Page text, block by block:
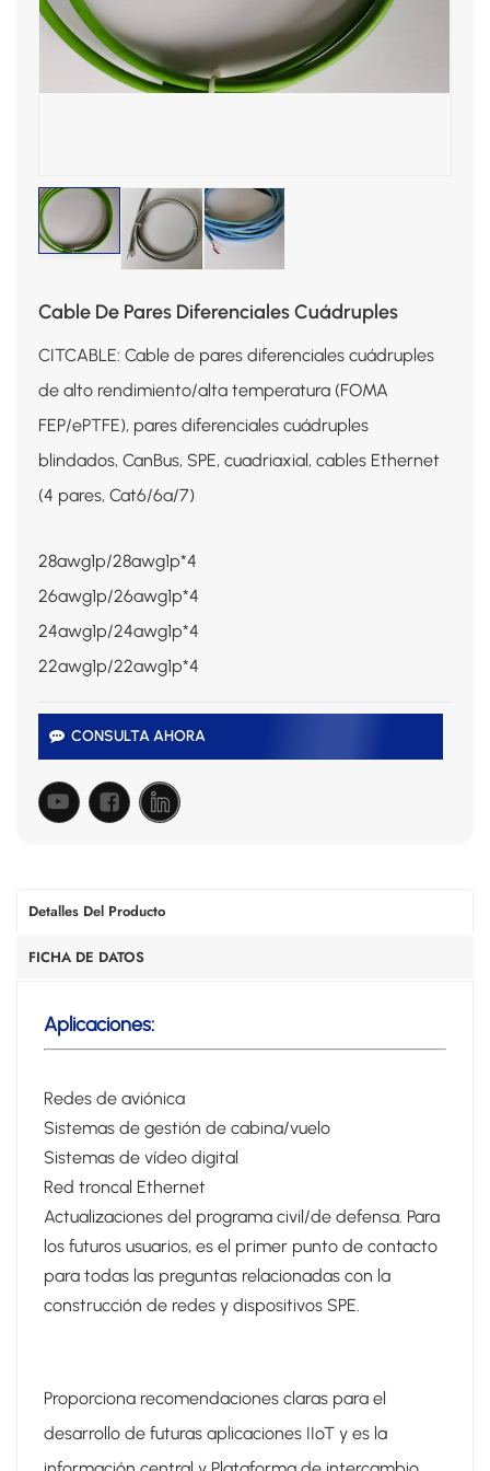
Cable De Pares Diferenciales Cuádruples
CITCABLE: Cable de pares diferenciales cuádruples
de alto rendimiento/alta temperatura (FOMA
FEP/ePTFE), pares diferenciales cuádruples
blindados, CanBus, SPE, cuadriaxial, cables Ethernet
(4 pares, Cat6/6a/7)
28awg1p/28awg1p*4
26awg1p/26awg1p*4
24awg1p/24awg1p*4
22awg1p/22awg1p*4
CONSULTA AHORA
Detalles Del Producto
FICHA DE DATOS
Aplicaciones:
Redes de aviónica
Sistemas de gestión de cabina/vuelo
Sistemas de vídeo digital
Red troncal Ethernet
Actualizaciones del programa civil/de defensa. Para
los futuros usuarios, es el primer punto de contacto
para todas las preguntas relacionadas con la
construcción de redes y dispositivos SPE.
Proporciona recomendaciones claras para el
desarrollo de futuras aplicaciones IIoT y es la